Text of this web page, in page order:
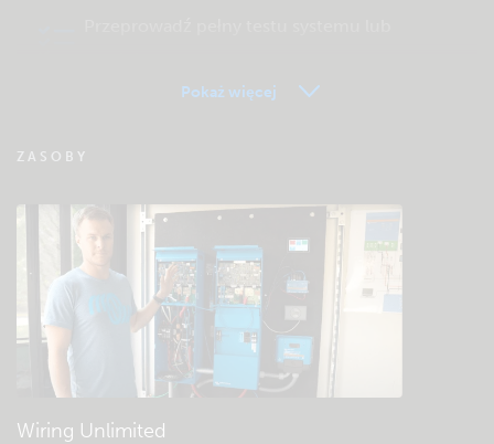
Sprawdź bazę wiedzy społeczności Victron
Ogólne pliki do pobrania i dokumentacja
Pokaż więcej
ZASOBY
Wiring Unlimited